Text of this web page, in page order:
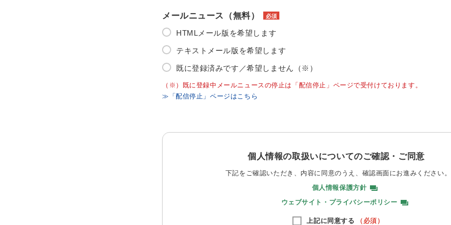
メールニュース（無料） 必須
HTMLメール版を希望します
テキストメール版を希望します
既に登録済みです／希望しません（※）
（※）既に登録中メールニュースの停止は「配信停止」ページで受付けております。
≫「配信停止」ページはこちら
個人情報の取扱いについてのご確認・ご同意
下記をご確認いただき、内容に同意のうえ、 確認画面にお進みください。
個人情報保護方針
ウェブサイト・プライバシーポリシー
上記に同意する （必須）